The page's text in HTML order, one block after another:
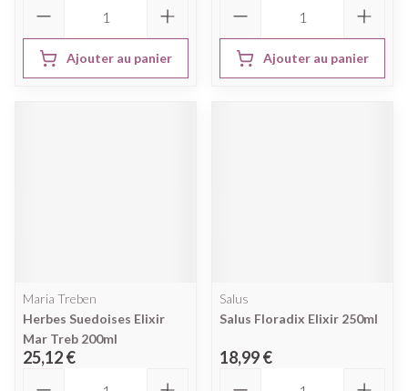
Ajouter au panier Ajouter au panier
Maria Treben
Herbes Suedoises Elixir
Mar Treb 200ml
25,12 €
Salus
Salus Floradix Elixir 250ml
18,99 €